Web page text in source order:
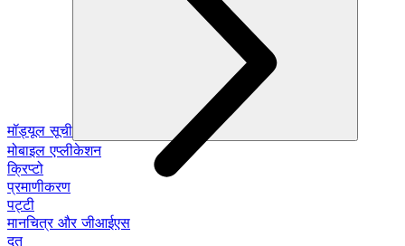
मॉड्यूल सूची
मोबाइल एप्लीकेशन
क्रिप्टो
प्रमाणीकरण
पट्टी
मानचित्र और जीआईएस
दूत